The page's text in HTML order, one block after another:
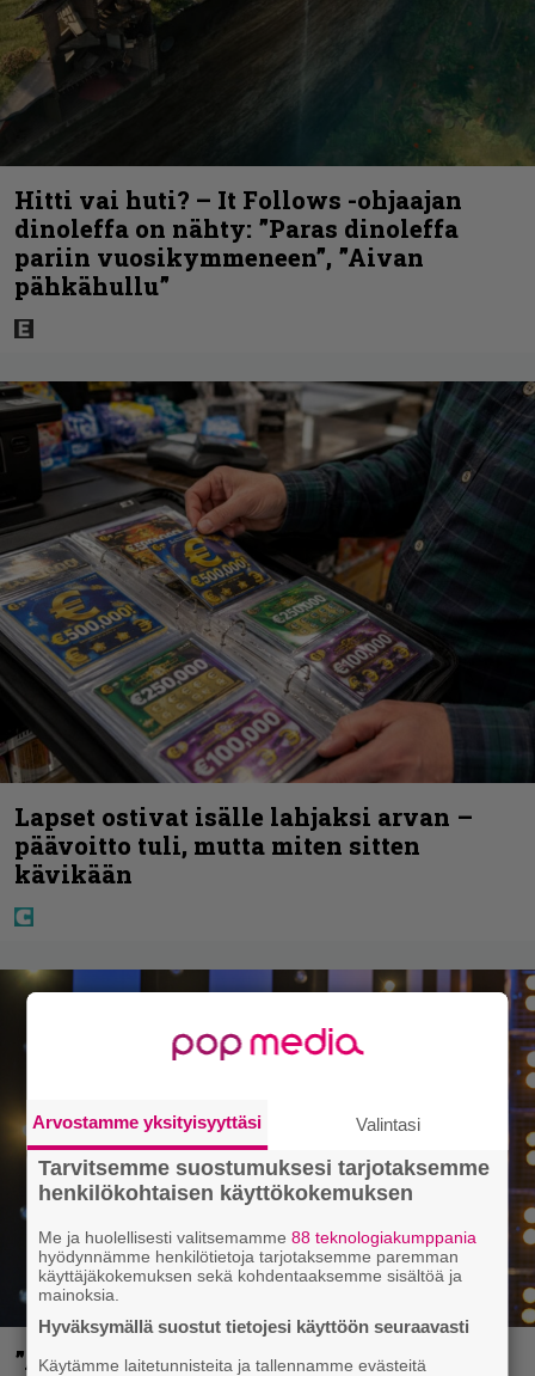
Hitti vai huti? – It Follows -ohjaajan
dinoleffa on nähty: ”Paras dinoleffa
pariin vuosikymmeneen”, ”Aivan
pähkähullu”
Lapset ostivat isälle lahjaksi arvan –
päävoitto tuli, mutta miten sitten
kävikään
”Äiti, mitä v…” – Niina Lahtisen tytär
Arvostamme yksityisyyttäsi Valintasi
Tarvitsemme suostumuksesi tarjotaksemme
henkilökohtaisen käyttökokemuksen
Me ja huolellisesti valitsemamme88 teknologiakumppania
hyödynnämme henkilötietoja tarjotaksemme paremman
käyttäjäkokemuksen sekä kohdentaaksemme sisältöä ja
mainoksia.
Hyväksymällä suostut tietojesi käyttöön seuraavasti
Käytämme laitetunnisteita ja tallennamme evästeitä